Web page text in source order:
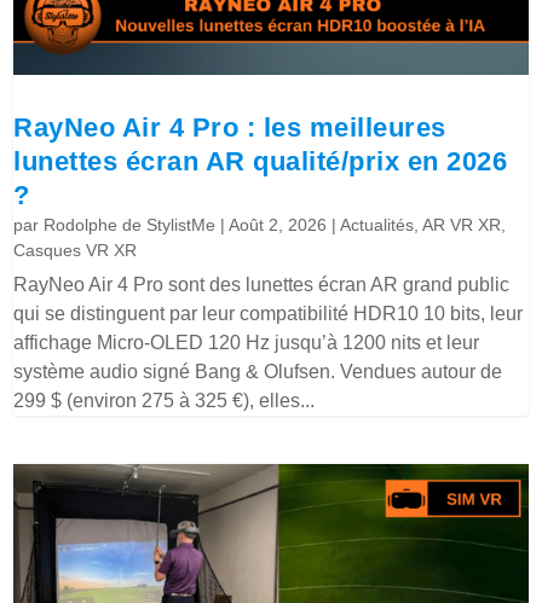
RayNeo Air 4 Pro : les meilleures
lunettes écran AR qualité/prix en 2026
?
par Rodolphe de StylistMe |Août 2, 2026 |Actualités ,AR VR XR
Casques VR XR
RayNeo Air 4 Pro sont des lunettes écran AR grand public
qui se distinguent par leur compatibilité HDR10 10 bits, leur
affichage Micro-OLED 120 Hz jusqu’à 1200 nits et leur
système audio signé Bang & Olufsen. Vendues autour de
299 $ (environ 275 à 325 €), elles...